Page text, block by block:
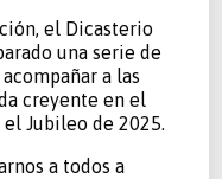
el Dicasterio
una serie de
a las
creyente en el
Jubileo de 2025.
a todos a